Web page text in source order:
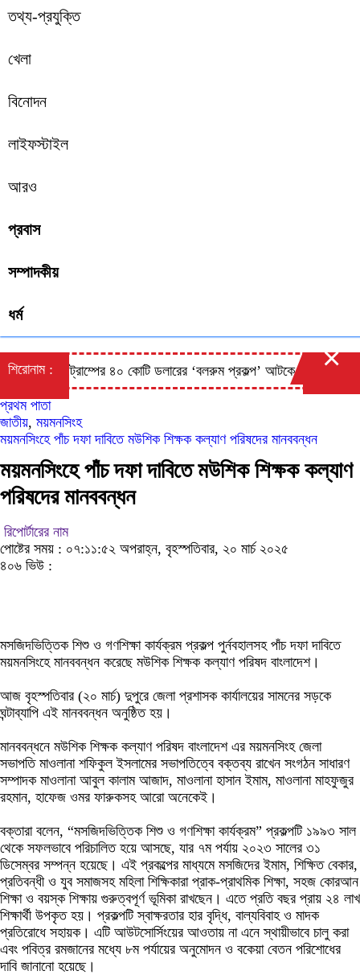
তথ্য-প্রযুক্তি
খেলা
বিনোদন
লাইফস্টাইল
আরও
প্রবাস
সম্পাদকীয়
ধর্ম
শিরোনাম : ট্রাম্পের ৪০ কোটি ডলারের ‘বলরুম প্রকল্প’ আটকে দিলেন আদালত
×
প্রথম পাতা
জাতীয়, ময়মনসিংহ
ময়মনসিংহে পাঁচ দফা দাবিতে মউশিক শিক্ষক কল্যাণ পরিষদের মানববন্ধন
ময়মনসিংহে পাঁচ দফা দাবিতে মউশিক শিক্ষক কল্যাণ
পরিষদের মানববন্ধন
রিপোর্টারের নাম
পোষ্টের সময় : ০৭:১১:৫২ অপরাহ্ন, বৃহস্পতিবার, ২০ মার্চ ২০২৫
৪০৬ ভিউ :
মসজিদভিত্তিক শিশু ও গণশিক্ষা কার্যক্রম প্রকল্প পুর্নবহালসহ পাঁচ দফা দাবিতে
ময়মনসিংহে মানববন্ধন করেছে মউশিক শিক্ষক কল্যাণ পরিষদ বাংলাদেশ।
আজ বৃহস্পতিবার (২০ মার্চ) দুপুরে জেলা প্রশাসক কার্যালয়ের সামনের সড়কে
ঘন্টাব্যাপি এই মানববন্ধন অনুষ্ঠিত হয়।
মানববন্ধনে মউশিক শিক্ষক কল্যাণ পরিষদ বাংলাদেশ এর ময়মনসিংহ জেলা
সভাপতি মাওলানা শফিকুল ইসলামের সভাপতিত্বে বক্তব্য রাখেন সংগঠন সাধারণ
সম্পাদক মাওলানা আবুল কালাম আজাদ, মাওলানা হাসান ইমাম, মাওলানা মাহফুজুর
রহমান, হাফেজ ওমর ফারুকসহ আরো অনেকেই।
বক্তারা বলেন, “মসজিদভিত্তিক শিশু ও গণশিক্ষা কার্যক্রম” প্রকল্পটি ১৯৯৩ সাল
থেকে সফলভাবে পরিচালিত হয়ে আসছে, যার ৭ম পর্যায় ২০২৩ সালের ৩১
ডিসেম্বর সম্পন্ন হয়েছে। এই প্রকল্পের মাধ্যমে মসজিদের ইমাম, শিক্ষিত বেকার,
প্রতিবন্ধী ও যুব সমাজসহ মহিলা শিক্ষিকারা প্রাক-প্রাথমিক শিক্ষা, সহজ কোরআন
শিক্ষা ও বয়স্ক শিক্ষায় গুরুত্বপূর্ণ ভূমিকা রাখছেন। এতে প্রতি বছর প্রায় ২৪ লাখ
শিক্ষার্থী উপকৃত হয়। প্রকল্পটি স্বাক্ষরতার হার বৃদ্ধি, বাল্যবিবাহ ও মাদক
প্রতিরোধে সহায়ক। এটি আউটসোর্সিংয়ের আওতায় না এনে স্থায়ীভাবে চালু করা
এবং পবিত্র রমজানের মধ্যে ৮ম পর্যায়ের অনুমোদন ও বকেয়া বেতন পরিশোধের
দাবি জানানো হয়েছে।